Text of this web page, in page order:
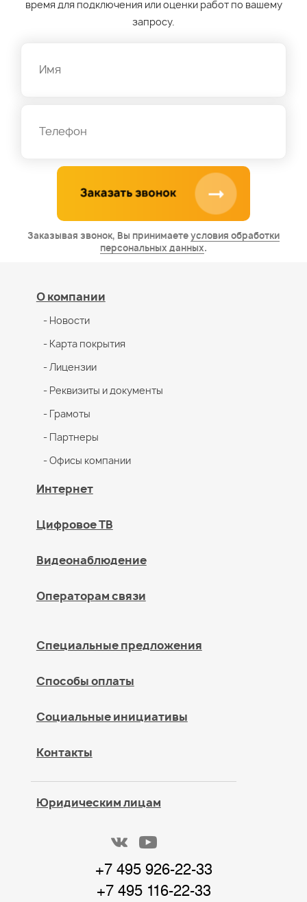
время для подключения или оценки работ по вашему
запросу.
Заказывая звонок, Вы принимаете условия обработки
персональных данных.
О компании
- Новости
- Карта покрытия
- Лицензии
- Реквизиты и документы
- Грамоты
- Партнеры
- Офисы компании
Интернет
Цифровое ТВ
Видеонаблюдение
Операторам связи
Специальные предложения
Способы оплаты
Социальные инициативы
Контакты
Юридическим лицам
+7 495 926-22-33
+7 495 116-22-33